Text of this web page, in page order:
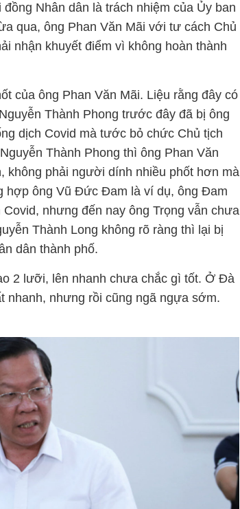
Nhân dân là trách nhiệm của Ủy ban
qua, ông Phan Văn Mãi với tư cách Chủ
nhận khuyết điểm vì không hoàn thành
của ông Phan Văn Mãi. Liệu rằng đây có
Thành Phong trước đây đã bị ông
dịch Covid mà tước bỏ chức Chủ tịch
Thành Phong thì ông Phan Văn
không phải người dính nhiều phốt hơn mà
hợp ông Vũ Đức Đam là ví dụ, ông Đam
nhưng đến nay ông Trọng vẫn chưa
Thành Long không rõ ràng thì lại bị
dân thành phố.
2 lưỡi, lên nhanh chưa chắc gì tốt. Ở Đà
nhanh, nhưng rồi cũng ngã ngựa sớm.